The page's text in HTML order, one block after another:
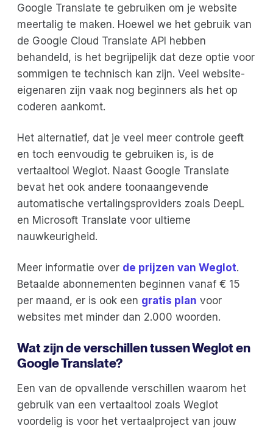
Google Translate te gebruiken om je website
meertalig te maken. Hoewel we het gebruik van
de Google Cloud Translate API hebben
behandeld, is het begrijpelijk dat deze optie voor
sommigen te technisch kan zijn. Veel website-
eigenaren zijn vaak nog beginners als het op
coderen aankomt.
Het alternatief, dat je veel meer controle geeft
en toch eenvoudig te gebruiken is, is de
vertaaltool Weglot. Naast Google Translate
bevat het ook andere toonaangevende
automatische vertalingsproviders zoals DeepL
en Microsoft Translate voor ultieme
nauwkeurigheid.
Meer informatie over de prijzen van Weglot.
Betaalde abonnementen beginnen vanaf € 15
per maand, er is ook een gratis plan voor
websites met minder dan 2.000 woorden.
Wat zijn de verschillen tussen Weglot en
Google Translate?
Een van de opvallende verschillen waarom het
gebruik van een vertaaltool zoals Weglot
voordelig is voor het vertaalproject van jouw